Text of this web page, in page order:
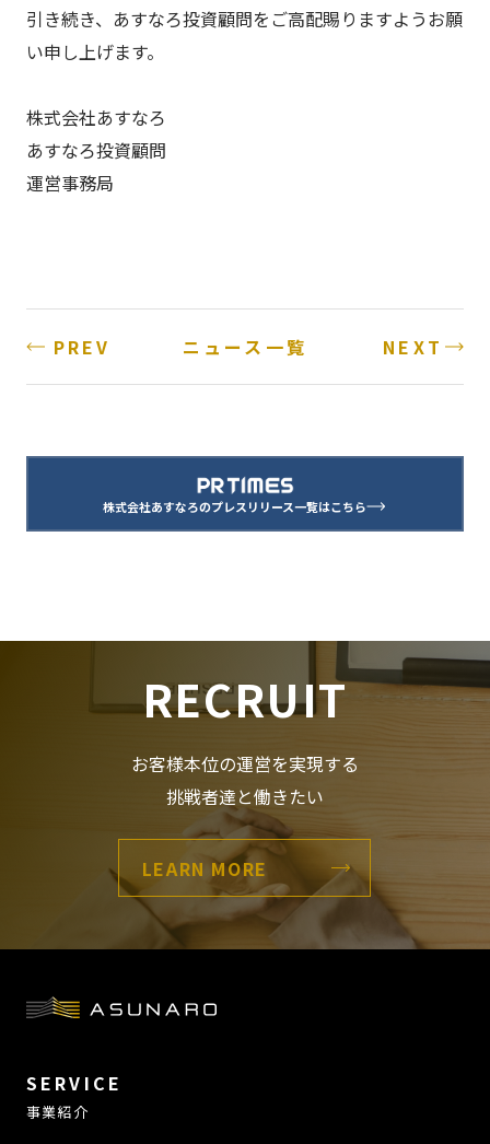
引き続き、あすなろ投資顧問をご高配賜りますようお願
い申し上げます。
株式会社あすなろ
あすなろ投資顧問
運営事務局
PREV NEXT
ニュース一覧
株式会社あすなろのプレスリリース一覧はこちら
RECRUIT
お客様本位の運営を実現する
挑戦者達と働きたい
LEARN MORE
SERVICE
事業紹介